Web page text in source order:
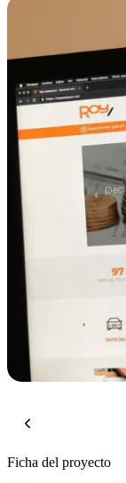
Ficha del proyecto